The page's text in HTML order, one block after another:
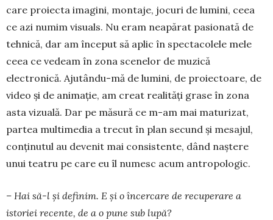
care proiecta imagini, montaje, jocuri de lumini, ceea
ce azi numim visuals. Nu eram neapărat pasionată de
tehni­că, dar am început să aplic în spec­tacolele mele
ceea ce vedeam în zona scenelor de muzică
electronică. Aju­tându-mă de lumini, de proiec­toa­re, de
video și de ani­mație, am creat realități grase în zona
asta vizuală. Dar pe măsură ce m-am mai maturi­zat,
partea multi­me­dia a trecut în plan secund și mesajul,
conținutul au devenit mai consistente, dând naștere
unui teatru pe care eu îl numesc acum antropologic.
– Hai să-l și definim. E și o încer­care de recu­pe­rare a
istoriei recente, de a o pune sub lupă?